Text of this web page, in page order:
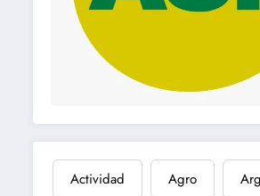
Actividad Agro